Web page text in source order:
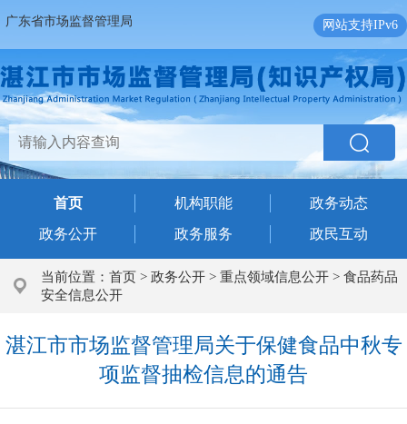
广东省市场监督管理局 网站支持IPv6
首页 机构职能
政务动态
政务公开
政务服务 政民互动
当前位置： 首页 > 政务公开 > 重点领域信息公开 > 食品药品
安全信息公开
湛江市市场监督管理局关于保健食品中秋专
项监督抽检信息的通告